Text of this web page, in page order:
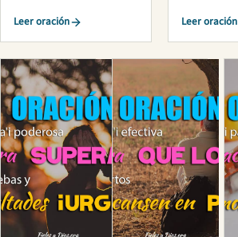
Leer oración Leer oración